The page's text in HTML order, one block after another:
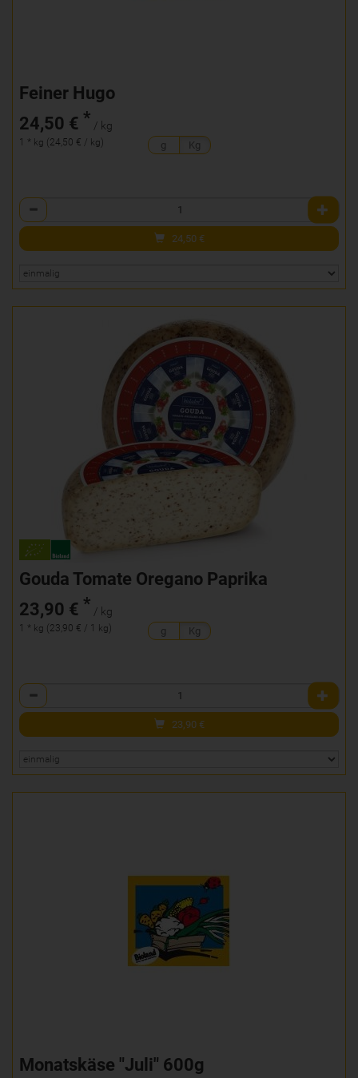
Feiner Hugo
24,50 € * / kg
1 * kg (24,50 € / kg) g Kg
Anzahl
24,50 €
Gouda Tomate Oregano Paprika
23,90 € * / kg
1 * kg (23,90 € / 1 kg) g Kg
Anzahl
23,90 €
Monatskäse "Juli" 600g